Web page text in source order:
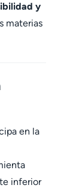
y
materias
en la
inferior